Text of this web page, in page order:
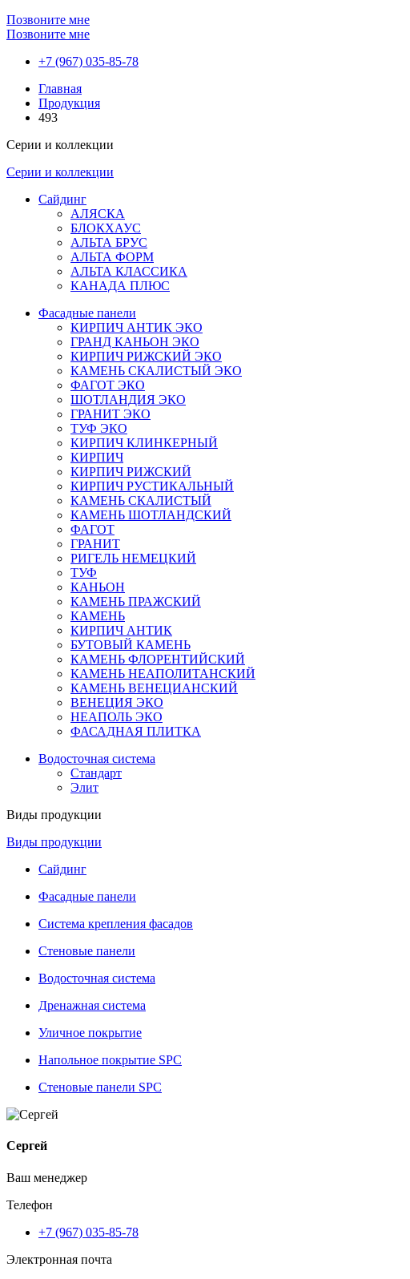
Позвоните мне
Позвоните мне
+7 (967) 035-85-78
Главная
Продукция
493
Серии и коллекции
Серии и коллекции
Сайдинг
АЛЯСКА
БЛОКХАУС
АЛЬТА БРУС
АЛЬТА ФОРМ
АЛЬТА КЛАССИКА
КАНАДА ПЛЮС
Фасадные панели
КИРПИЧ АНТИК ЭКО
ГРАНД КАНЬОН ЭКО
КИРПИЧ РИЖСКИЙ ЭКО
КАМЕНЬ СКАЛИСТЫЙ ЭКО
ФАГОТ ЭКО
ШОТЛАНДИЯ ЭКО
ГРАНИТ ЭКО
ТУФ ЭКО
КИРПИЧ КЛИНКЕРНЫЙ
КИРПИЧ
КИРПИЧ РИЖСКИЙ
КИРПИЧ РУСТИКАЛЬНЫЙ
КАМЕНЬ СКАЛИСТЫЙ
КАМЕНЬ ШОТЛАНДСКИЙ
ФАГОТ
ГРАНИТ
РИГЕЛЬ НЕМЕЦКИЙ
ТУФ
КАНЬОН
КАМЕНЬ ПРАЖСКИЙ
КАМЕНЬ
КИРПИЧ АНТИК
БУТОВЫЙ КАМЕНЬ
КАМЕНЬ ФЛОРЕНТИЙСКИЙ
КАМЕНЬ НЕАПОЛИТАНСКИЙ
КАМЕНЬ ВЕНЕЦИАНСКИЙ
ВЕНЕЦИЯ ЭКО
НЕАПОЛЬ ЭКО
ФАСАДНАЯ ПЛИТКА
Водосточная система
Стандарт
Элит
Виды продукции
Виды продукции
Сайдинг
Фасадные панели
Система крепления фасадов
Стеновые панели
Водосточная система
Дренажная система
Уличное покрытие
Напольное покрытие SPC
Стеновые панели SPC
Сергей
Ваш менеджер
Телефон
+7 (967) 035-85-78
Электронная почта